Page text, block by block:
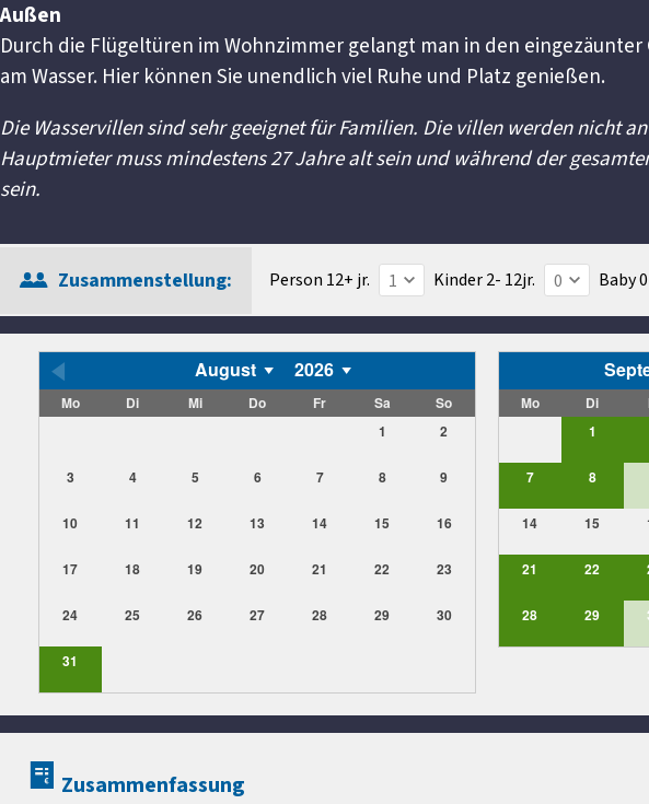
Außen
Durch die Flügeltüren im Wohnzimmer gelangt man in den
am Wasser. Hier können Sie unendlich viel Ruhe und Platz genießen.
Die Wasservillen sind sehr geeignet für Familien. Die villen werden nicht
Hauptmieter muss mindestens 27 Jahre alt sein und während der
sein.
Zusammenstellung: Person 12+ jr. Kinder 2- 12jr. Baby
August 2026
Mo Di Mi Do Fr Sa
So
1
2
3 4 5 6 7 8 9
10 11 12 13 14 15 16
17 18 19 20 21 22 23
24 25 26 27 28 29 30
31
Mo Di
1
7 8
14 15
21 22
28 29
Zusammenfassung